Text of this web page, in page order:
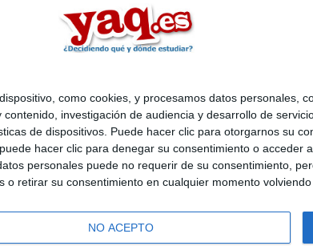
como cookies, y procesamos datos personales,
investigación de audiencia y desarrollo de
de dispositivos. Puede hacer clic para otorgarnos su
hacer clic para denegar su consentimiento o
personales puede no requerir de su consentimiento,
retirar su consentimiento en cualquier momento
NO ACEPTO
Quiénes somos|Contactar|Anúnciate
de privacidad|Condiciones generales|Política de
S.L.- Diego de León 47 - 28006 Madrid [ESPAÑA] -